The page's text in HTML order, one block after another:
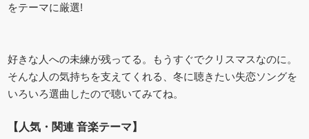
をテーマに厳選!
好きな人への未練が残ってる。もうすぐでクリスマスなのに。
そんな人の気持ちを支えてくれる、冬に聴きたい失恋ソングを
いろいろ選曲したので聴いてみてね。
【人気・関連 音楽テーマ】